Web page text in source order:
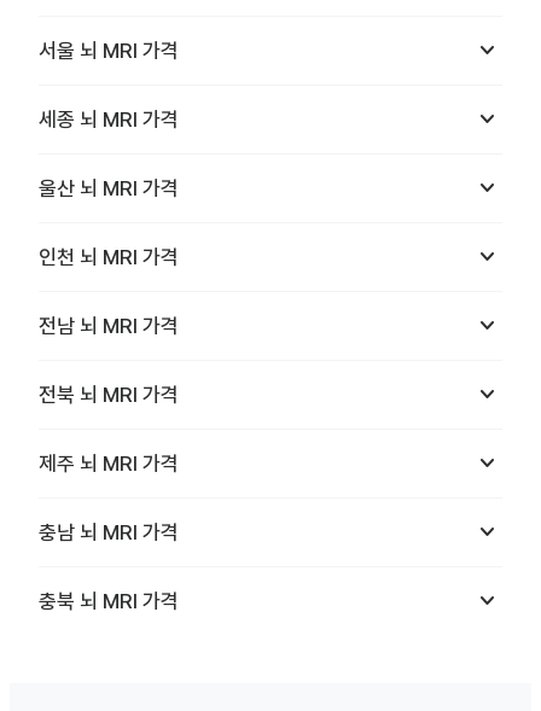
서울 뇌 MRI 가격 keyboard_arrow_down
세종 뇌 MRI 가격 keyboard_arrow_down
울산 뇌 MRI 가격 keyboard_arrow_down
인천 뇌 MRI 가격 keyboard_arrow_down
전남 뇌 MRI 가격 keyboard_arrow_down
전북 뇌 MRI 가격 keyboard_arrow_down
제주 뇌 MRI 가격 keyboard_arrow_down
충남 뇌 MRI 가격 keyboard_arrow_down
충북 뇌 MRI 가격 keyboard_arrow_down